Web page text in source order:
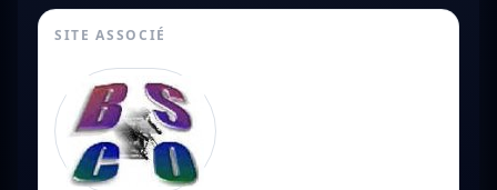
SITE ASSOCIÉ